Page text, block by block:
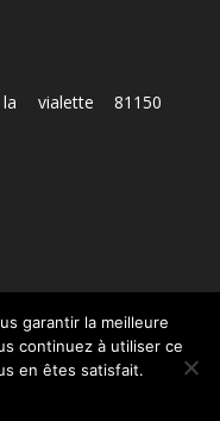
vialette 81150
Pr@tik
garantir la meilleure
continuez à utiliser ce
en êtes satisfait.